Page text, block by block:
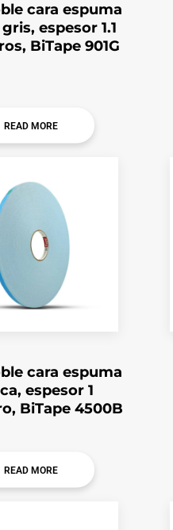
cara espuma
espesor 1.1
BiTape 901G
READ MORE
cara espuma
espesor 1
BiTape 4500B
READ MORE